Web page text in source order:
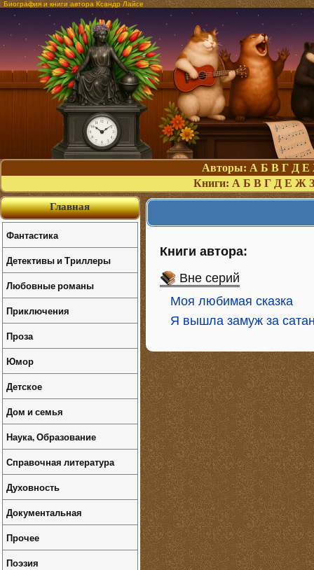
Биография и книги автора Ксандр Лайсе
Авторы: А Б В Г Д Е
Книги: А Б В Г Д Е Ж З
Книги автора:
Вне серий
Моя любимая сказка
Я вышла замуж за
Главная
Фантастика
Детективы и Триллеры
Любовные романы
Приключения
Проза
Юмор
Детское
Дом и семья
Наука, Образование
Справочная литература
Духовность
Документальная
Прочее
Поэзия